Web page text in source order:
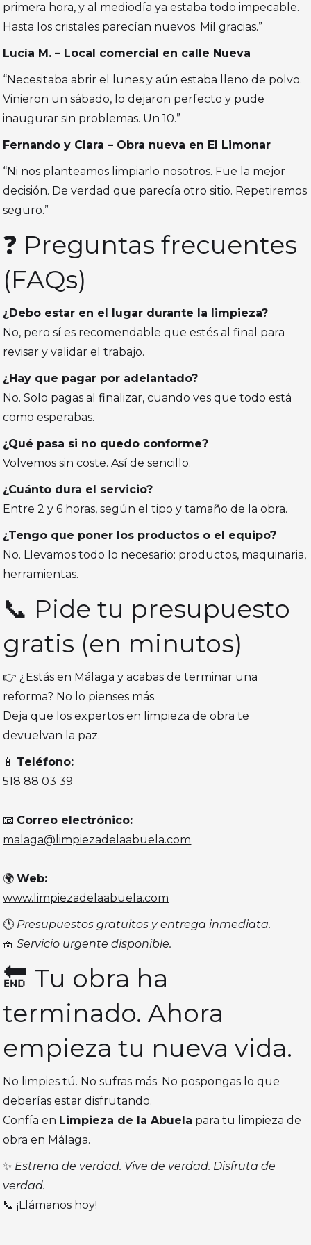
primera hora, y al mediodía ya estaba todo impecable.
Hasta los cristales parecían nuevos. Mil gracias.”
Lucía M. – Local comercial en calle Nueva
“Necesitaba abrir el lunes y aún estaba lleno de polvo.
Vinieron un sábado, lo dejaron perfecto y pude
inaugurar sin problemas. Un 10.”
Fernando y Clara – Obra nueva en El Limonar
“Ni nos planteamos limpiarlo nosotros. Fue la mejor
decisión. De verdad que parecía otro sitio. Repetiremos
seguro.”
❓ Preguntas frecuentes
(FAQs)
¿Debo estar en el lugar durante la limpieza?
No, pero sí es recomendable que estés al final para
revisar y validar el trabajo.
¿Hay que pagar por adelantado?
No. Solo pagas al finalizar, cuando ves que todo está
como esperabas.
¿Qué pasa si no quedo conforme?
Volvemos sin coste. Así de sencillo.
¿Cuánto dura el servicio?
Entre 2 y 6 horas, según el tipo y tamaño de la obra.
¿Tengo que poner los productos o el equipo?
No. Llevamos todo lo necesario: productos, maquinaria,
herramientas.
📞 Pide tu presupuesto
gratis (en minutos)
👉 ¿Estás en Málaga y acabas de terminar una
reforma? No lo pienses más.
Deja que los expertos en limpieza de obra te
devuelvan la paz.
📱 Teléfono:
518 88 03 39
📧 Correo electrónico:
malaga@limpiezadelaabuela.com
🌍Web:
www.limpiezadelaabuela.com
🕐 Presupuestos gratuitos y entrega inmediata.
🧺Servicio urgente disponible.
🔚 Tu obra ha
terminado. Ahora
empieza tu nueva vida.
No limpies tú. No sufras más. No pospongas lo que
deberías estar disfrutando.
Confía en Limpieza de la Abuela para tu limpieza de
obra en Málaga.
✨ Estrena de verdad. Vive de verdad. Disfruta de
verdad.
📞 ¡Llámanos hoy!